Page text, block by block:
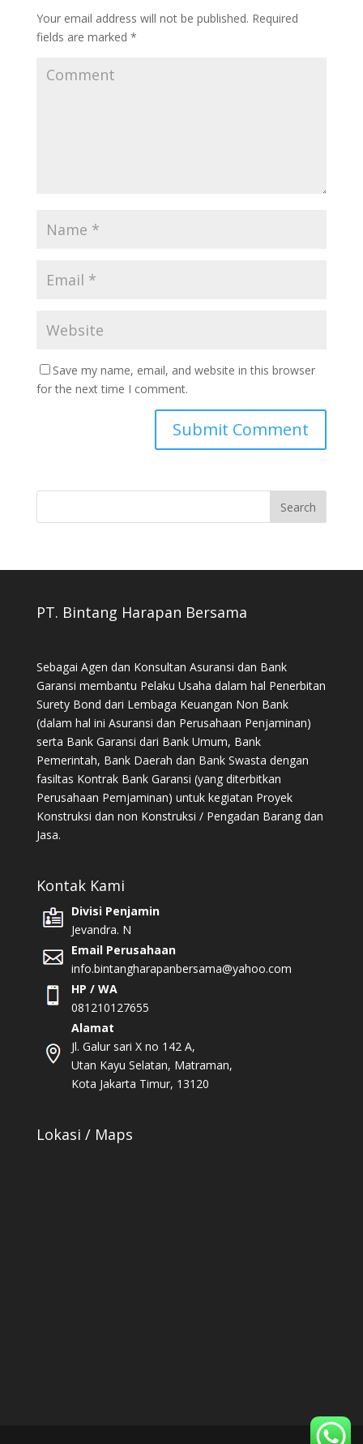
Your email address will not be published. Required
fields are marked *
Save my name, email, and website in this browser
for the next time I comment.
PT. Bintang Harapan Bersama
Sebagai Agen dan Konsultan Asuransi dan Bank
Garansi membantu Pelaku Usaha dalam hal Penerbitan
Surety Bond dari Lembaga Keuangan Non Bank
(dalam hal ini Asuransi dan Perusahaan Penjaminan)
serta Bank Garansi dari Bank Umum, Bank
Pemerintah, Bank Daerah dan Bank Swasta dengan
fasiltas Kontrak Bank Garansi (yang diterbitkan
Perusahaan Pemjaminan) untuk kegiatan Proyek
Konstruksi dan non Konstruksi / Pengadan Barang dan
Jasa.
Kontak Kami
Divisi Penjamin
Jevandra. N
Email Perusahaan
info.bintangharapanbersama@yahoo.com
HP / WA
081210127655
Alamat
Jl. Galur sari X no 142 A,
Utan Kayu Selatan, Matraman,
Kota Jakarta Timur, 13120
Lokasi / Maps